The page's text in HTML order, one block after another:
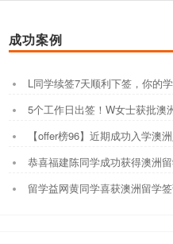
成功案例
L同学续签7天顺利下签，你的
5个工作日出签！W女士获批澳
【offer榜96】近期成功入学澳
恭喜福建陈同学成功获得澳洲留
留学益网黄同学喜获澳洲留学